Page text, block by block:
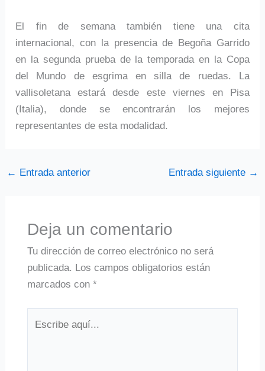
El fin de semana también tiene una cita
internacional, con la presencia de Begoña Garrido
en la segunda prueba de la temporada en la Copa
del Mundo de esgrima en silla de ruedas. La
vallisoletana estará desde este viernes en Pisa
(Italia), donde se encontrarán los mejores
representantes de esta modalidad.
← Entrada anterior Entrada siguiente →
Deja un comentario
Tu dirección de correo electrónico no será
publicada. Los campos obligatorios están
marcados con *